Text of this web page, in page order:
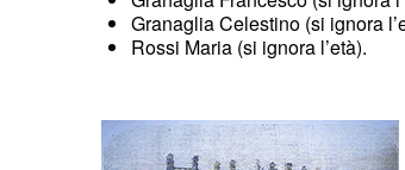
Granaglia Celestino (si ignora
Rossi Maria (si ignora l’età).